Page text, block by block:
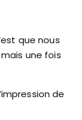
que nous
une fois
de